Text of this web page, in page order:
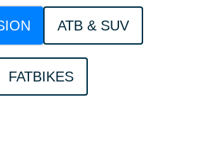
ATB & SUV
FATBIKES